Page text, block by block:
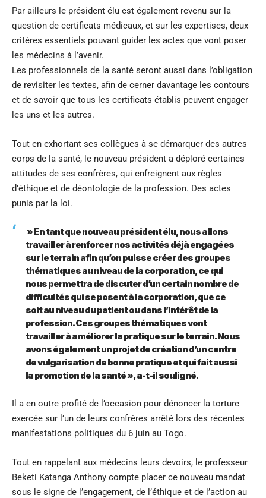
Par ailleurs le président élu est également revenu sur la
question de certificats médicaux, et sur les expertises, deux
critères essentiels pouvant guider les actes que vont poser
les médecins à l’avenir.
Les professionnels de la santé seront aussi dans l’obligation
de revisiter les textes, afin de cerner davantage les contours
et de savoir que tous les certificats établis peuvent engager
les uns et les autres.
Tout en exhortant ses collègues à se démarquer des autres
corps de la santé, le nouveau président a déploré certaines
attitudes de ses confrères, qui enfreignent aux règles
d’éthique et de déontologie de la profession. Des actes
punis par la loi.
» En tant que nouveau président élu, nous allons
travailler à renforcer nos activités déjà engagées
sur le terrain afin qu’on puisse créer des groupes
thématiques au niveau de la corporation, ce qui
nous permettra de discuter d’un certain nombre de
difficultés qui se posent à la corporation, que ce
soit au niveau du patient ou dans l’intérêt de la
profession. Ces groupes thématiques vont
travailler à améliorer la pratique sur le terrain. Nous
avons également un projet de création d’un centre
de vulgarisation de bonne pratique et qui fait aussi
la promotion de la santé », a-t-il souligné.
Il a en outre profité de l’occasion pour dénoncer la torture
exercée sur l’un de leurs confrères arrêté lors des récentes
manifestations politiques du 6 juin au Togo.
Tout en rappelant aux médecins leurs devoirs, le professeur
Beketi Katanga Anthony compte placer ce nouveau mandat
sous le signe de l’engagement, de l’éthique et de l’action au